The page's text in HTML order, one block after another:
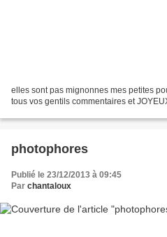
elles sont pas mignonnes mes petites
tous vos gentils commentaires et
photophores
Publié le 23/12/2013 à 09:45
Par chantaloux